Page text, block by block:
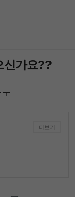
신가요??
더보기